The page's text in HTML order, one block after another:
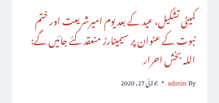
کمیٹی تشکیل، عید کے بعد یوم امیرشریعت اور ختم
نبوت کے عنوان پر سیمینارز منعقد کئے جائیں گے:
اللہ بخش احرار
By
admin جولائی 27, 2020